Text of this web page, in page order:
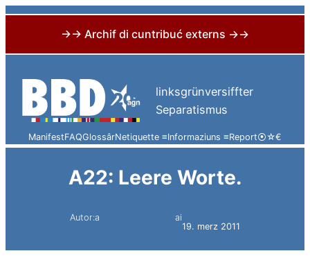
→→ Archif di cuntribuć externs →→
content
linksgrünversiffter
Separatismus
ManifestFAQGlossârNetiquette ≡Informaziuns ≡Report⦿☆€
A22: Leere Worte.
Autor:a
ai
19. merz 2011